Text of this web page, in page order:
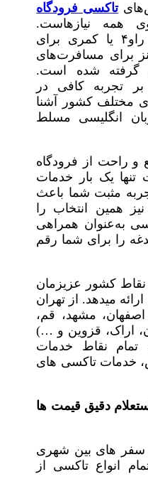
تاکسی فرودگاه
همه نیازهاست.
خودروهای لوکس مانند تویوتا راو۴ یا کمری برای
برای مسافرت‌های
گرفته شده است.
بر تجربه کافی در
مختلف کشور آشنا
انگلیسی مسلط
و راحت از فرودگاه
تنها یک بار خدمات
مثبت شما باعث
همین انتخاب را
به‌عنوان همراهی
را برای شما رقم
نقاط کشور عزیزمان
میدهد. از تهران
اصفهان، مشهد، قم،
اراک، قزوین و …)
تمام نقاط خدمات
خدمات تاکسی های
دقیق قیمت ها
سفر های بین شهری
انواع تاکسی از